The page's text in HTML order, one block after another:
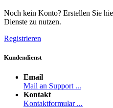
Noch kein Konto? Erstellen Sie
Dienste zu nutzen.
Registrieren
Kundendienst
Email
Mail an Support ...
Kontakt
Kontaktformular ...